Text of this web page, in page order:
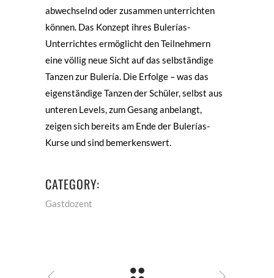
abwechselnd oder zusammen unterrichten
können. Das Konzept ihres Bulerías-
Unterrichtes ermöglicht den Teilnehmern
eine völlig neue Sicht auf das selbständige
Tanzen zur Bulería. Die Erfolge – was das
eigenständige Tanzen der Schüler, selbst aus
unteren Levels, zum Gesang anbelangt,
zeigen sich bereits am Ende der Bulerías-
Kurse und sind bemerkenswert.
CATEGORY:
Gastdozent